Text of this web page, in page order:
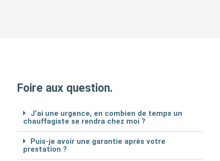
Foire aux question.
J'ai une urgence, en combien de temps un
chauffagiste se rendra chez moi ?
Puis-je avoir une garantie après votre
prestation ?